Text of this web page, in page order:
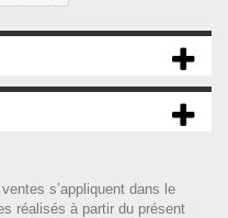
s’appliquent dans le
réalisés à partir du présent